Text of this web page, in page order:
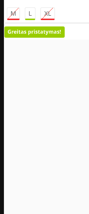
M L XL